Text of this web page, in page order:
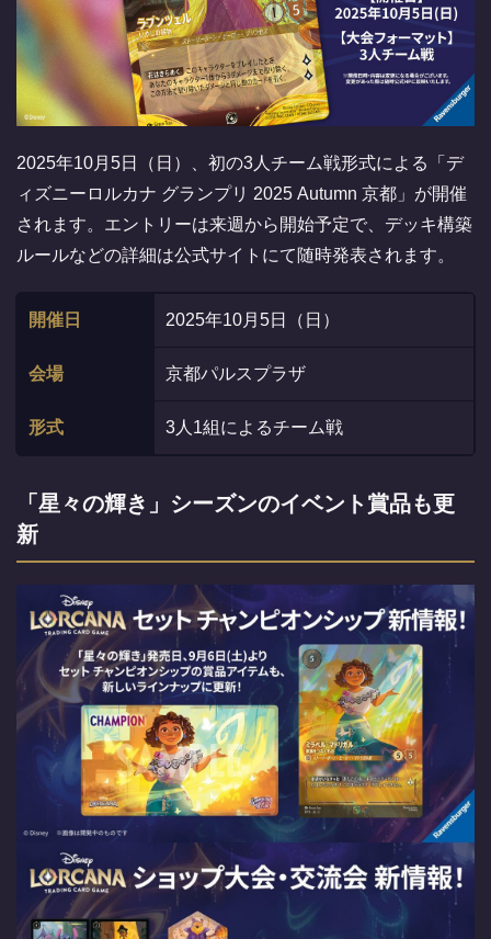
2025年10月5日（日）、初の3人チーム戦形式による「デ
ィズニーロルカナ グランプリ 2025 Autumn 京都」が開催
されます。エントリーは来週から開始予定で、デッキ構築
ルールなどの詳細は公式サイトにて随時発表されます。
開催日 2025年10月5日（日）
会場 京都パルスプラザ
形式 3人1組によるチーム戦
「星々の輝き」シーズンのイベント賞品も更
新